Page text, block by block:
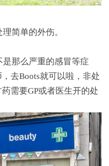
简单的外伤。
是那么严重的感冒等症
去Boots就可以啦，非处
需要GP或者医生开的处